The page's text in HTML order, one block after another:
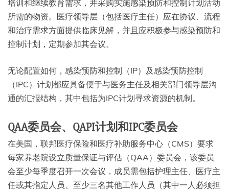
培训和继续教育需求，并采购实施感染预防和控制计划活动
所需的物资。医疗领导层（包括医疗主任）应在协议、流程
和治疗需求方面提供临床见解，并且应积极参与感染预防和
控制计划，定期参加其会议。
无论配置如何，感染预防和控制（IP）及感染预防控制
（IPC）计划都应具备便于与医务主任及相关部门领导层沟
通的汇报结构，其中包括为IPC计划寻求资源的机制。
QAA委员会、QAPI计划和IPC委员会
在美国，联邦医疗保险和医疗补助服务中心（CMS）要求
每家养老院设立质量保证与评估（QAA）委员会，该委员
会至少每季度召开一次会议，成员需包括护理主任、医疗主
任或其指定人员、至少三名其他工作人员（其中一人必须担